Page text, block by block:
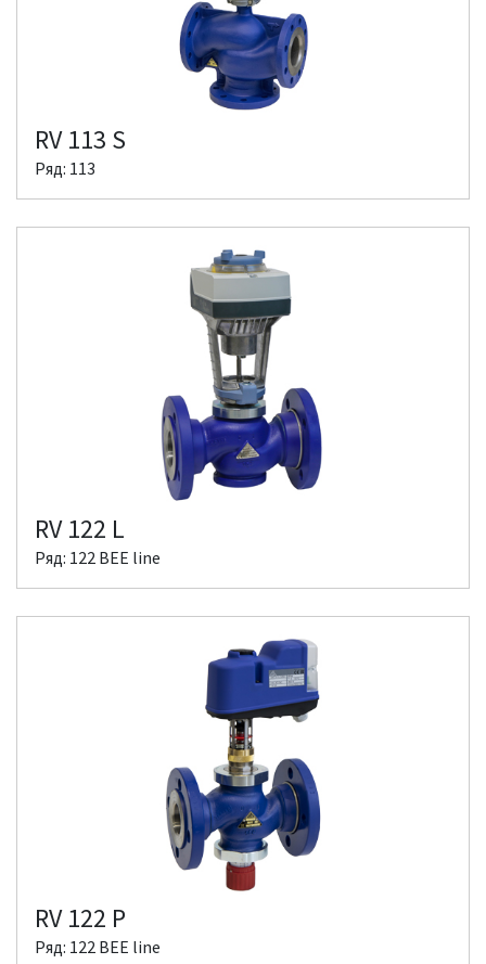
RV 113 S
Ряд: 113
RV 122 L
Ряд: 122 BEE line
RV 122 P
Ряд: 122 BEE line